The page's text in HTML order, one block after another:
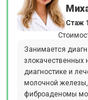
Стаж
Занимается
злокачественных
диагностике и
молочной железы,
фиброаденомы